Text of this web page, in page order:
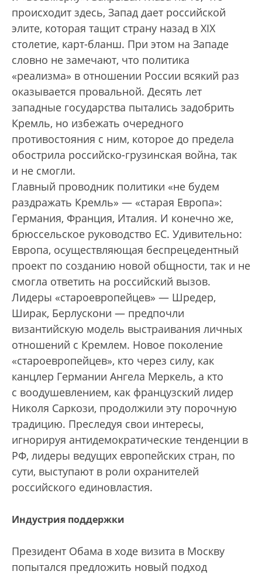
происходит здесь, Запад дает российской
элите, которая тащит страну назад в XIX
столетие, карт-бланш. При этом на Западе
словно не замечают, что политика
«реализма» в отношении России всякий раз
оказывается провальной. Десять лет
западные государства пытались задобрить
Кремль, но избежать очередного
противостояния с ним, которое до предела
обострила российско-грузинская война, так
и не смогли.
Главный проводник политики «не будем
раздражать Кремль» — «старая Европа»:
Германия, Франция, Италия. И конечно же,
брюссельское руководство ЕС. Удивительно:
Европа, осуществляющая беспрецедентный
проект по созданию новой общности, так и не
смогла ответить на российский вызов.
Лидеры «староевропейцев» — Шредер,
Ширак, Берлускони — предпочли
византийскую модель выстраивания личных
отношений с Кремлем. Новое поколение
«староевропейцев», кто через силу, как
канцлер Германии Ангела Меркель, а кто
с воодушевлением, как французский лидер
Николя Саркози, продолжили эту порочную
традицию. Преследуя свои интересы,
игнорируя антидемократические тенденции в
РФ, лидеры ведущих европейских стран, по
сути, выступают в роли охранителей
российского единовластия.
Индустрия поддержки
Президент Обама в ходе визита в Москву
попытался предложить новый подход